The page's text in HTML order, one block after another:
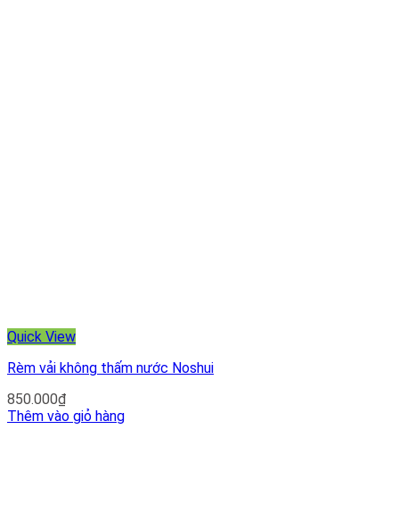
Quick View
Rèm vải không thấm nước Noshui
850.000₫
Thêm vào giỏ hàng